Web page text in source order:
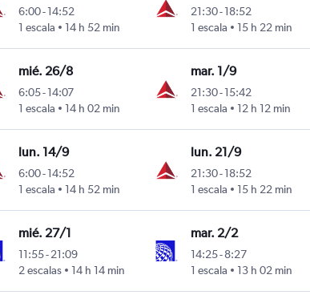
6:00-14:52
1 escala
14 h 52 min
21:30-18:52
1 escala
15 h 22 min
mié. 26/8
6:05-14:07
1 escala
14 h 02 min
mar. 1/9
21:30-15:42
1 escala
12 h 12 min
lun. 14/9
6:00-14:52
1 escala
14 h 52 min
lun. 21/9
21:30-18:52
1 escala
15 h 22 min
mié. 27/1
11:55-21:09
2 escalas
14 h 14 min
mar. 2/2
14:25-8:27
1 escala
13 h 02 min